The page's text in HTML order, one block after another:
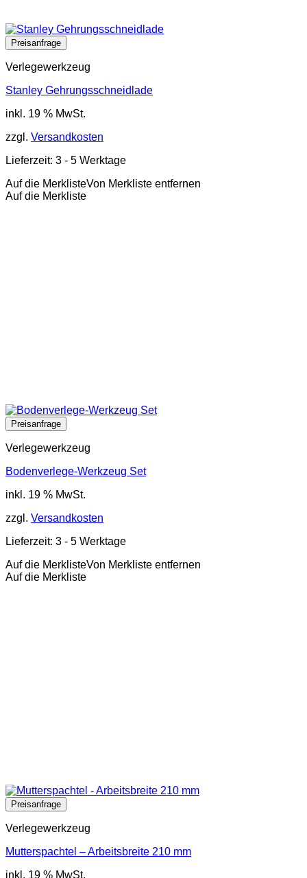
Verlegewerkzeug
Stanley Gehrungsschneidlade
inkl. 19 % MwSt.
zzgl. Versandkosten
Lieferzeit: 3 - 5 Werktage
Auf die MerklisteVon Merkliste entfernen
Auf die Merkliste
Verlegewerkzeug
Bodenverlege-Werkzeug Set
inkl. 19 % MwSt.
zzgl. Versandkosten
Lieferzeit: 3 - 5 Werktage
Auf die MerklisteVon Merkliste entfernen
Auf die Merkliste
Verlegewerkzeug
Mutterspachtel – Arbeitsbreite 210 mm
inkl. 19 % MwSt.